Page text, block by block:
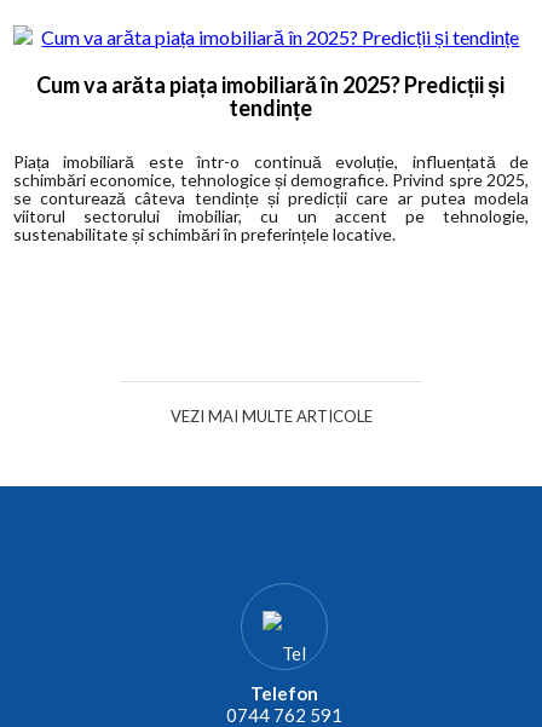
Cum va arăta piața imobiliară în 2025? Predicții și
tendințe
Piața imobiliară este într-o continuă evoluție, influențată de
schimbări economice, tehnologice și demografice. Privind spre 2025,
se conturează câteva tendințe și predicții care ar putea modela
viitorul sectorului imobiliar, cu un accent pe tehnologie,
sustenabilitate și schimbări în preferințele locative.
VEZI MAI MULTE ARTICOLE
Telefon
0744 762 591